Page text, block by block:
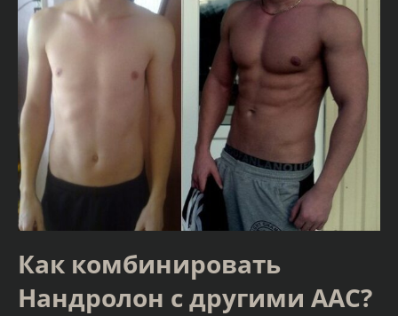
Как комбинировать
Нандролон с другими ААС?